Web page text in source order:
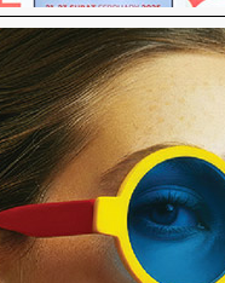
ve sporcu
ile optometrik ve
Optik atölye ve
makineleri, gözlük
da fuarın ürün
yönelik yeni